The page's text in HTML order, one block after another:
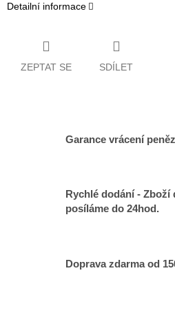
Detailní informace
ZEPTAT SE SDÍLET
Garance vrácení
Rychlé dodání -
posíláme do 24hod.
Doprava zdarma od